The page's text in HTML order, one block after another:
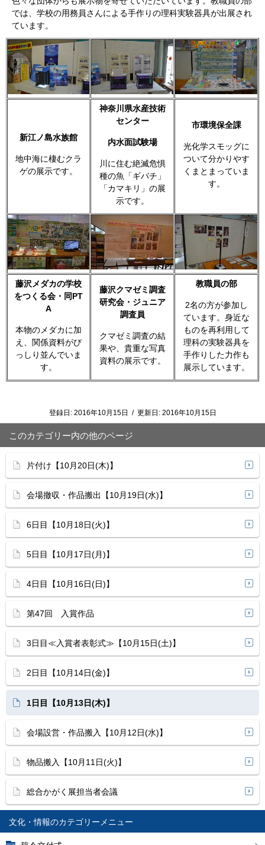
文化・情報
では、学校の用務員さんによる手作りの理科実験器具が出展され
ています。
新江ノ島水族館
地中海に棲むクラ
ゲの展示です。
神奈川県水産技術
センター
内水面試験場
川に住む絶滅危惧
種の魚「ギバチ」
「カマキリ」の展
示です。
市環境保全課
光化学スモッグに
ついて分かりやす
くまとまっていま
す。
藤沢メダカの学校
をつくる会・同PT
A
本物のメダカに加
え、関係資料がび
っしり並んでいま
す。
藤沢クマゼミ調査
研究会・ジュニア
調査員
クマゼミ調査の結
果や、貴重な写真
資料の展示です。
教職員の部
2名の方が参加し
ています。身近な
ものを再利用して
理科の実験器具を
手作りした力作も
展示しています。
登録日: 2016年10月15日 / 更新日: 2016年10月15日
このカテゴリー内の他のページ
片付け【10月20日(木)】
会場撤収・作品搬出【10月19日(水)】
6日目【10月18日(火)】
5日目【10月17日(月)】
4日目【10月16日(日)】
第47回 入賞作品
3日目≪入賞者表彰式≫【10月15日(土)】
2日目【10月14日(金)】
1日目【10月13日(木)】
会場設営・作品搬入【10月12日(水)】
物品搬入【10月11日(火)】
総合かがく展担当者会議